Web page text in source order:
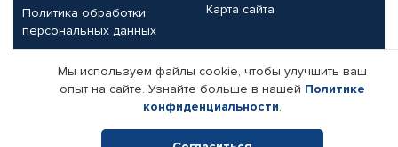
Политика обработки
персональных данных
Карта сайта
Партнерам
Корпоративным клиентам
Поставщикам
Реквизиты компании
Мы используем файлы cookie, чтобы улучшить ваш
опыт на сайте. Узнайте больше в нашей Политике
конфиденциальности.